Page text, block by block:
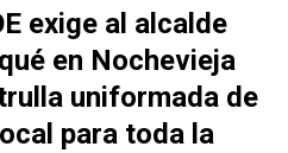
exige al alcalde
en Nochevieja
uniformada de
para toda la